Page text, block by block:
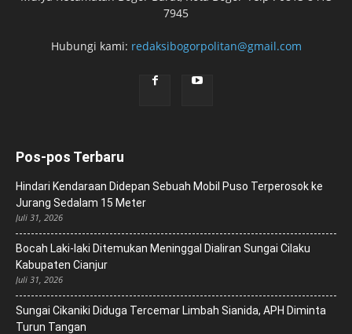
7945
Hubungi kami: redaksibogorpolitan@gmail.com
Pos-pos Terbaru
Hindari Kendaraan Didepan Sebuah Mobil Puso Terperosok ke
Jurang Sedalam 15 Meter
Juli 31, 2026
Bocah Laki-laki Ditemukan Meninggal Dialiran Sungai Cilaku
Kabupaten Cianjur
Juli 31, 2026
Sungai Cikaniki Diduga Tercemar Limbah Sianida, APH Diminta
Turun Tangan